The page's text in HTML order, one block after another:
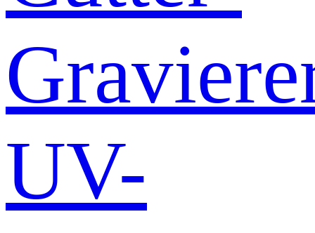
UV-